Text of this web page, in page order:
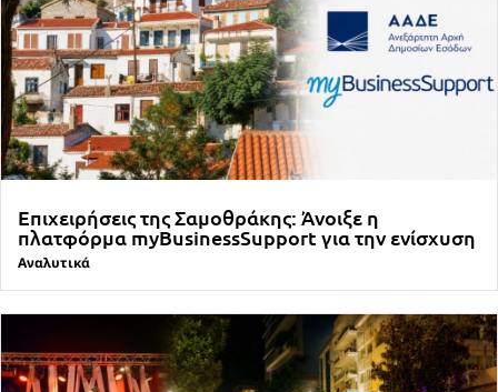
Επιχειρήσεις της Σαμοθράκης: Άνοιξε η
πλατφόρμα myBusinessSupport για την ενίσχυση
Αναλυτικά